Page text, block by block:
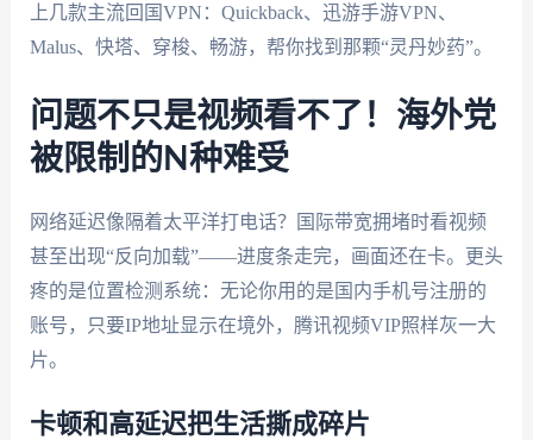
上几款主流回国VPN：Quickback、迅游手游VPN、
Malus、快塔、穿梭、畅游，帮你找到那颗“灵丹妙药”。
问题不只是视频看不了！海外党
被限制的N种难受
网络延迟像隔着太平洋打电话？国际带宽拥堵时看视频
甚至出现“反向加载”——进度条走完，画面还在卡。更头
疼的是位置检测系统：无论你用的是国内手机号注册的
账号，只要IP地址显示在境外，腾讯视频VIP照样灰一大
片。
卡顿和高延迟把生活撕成碎片